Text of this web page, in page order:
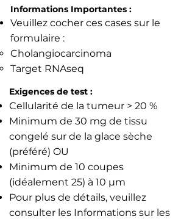
Informations Importantes :
Veuillez cocher ces cases sur le
formulaire :
Cholangiocarcinoma
Target RNAseq​
Exigences de test :
Cellularité de la tumeur > 20 %
Minimum de 30 mg de tissu
congelé sur de la glace sèche
(préféré) OU
Minimum de 10 coupes
(idéalement 25) à 10 µm
Pour plus de détails, veuillez
consulter les Informations sur les